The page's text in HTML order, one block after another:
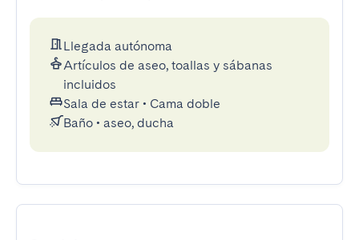
Llegada autónoma
Artículos de aseo, toallas y sábanas
incluidos
Sala de estar • Cama doble
Baño • aseo, ducha